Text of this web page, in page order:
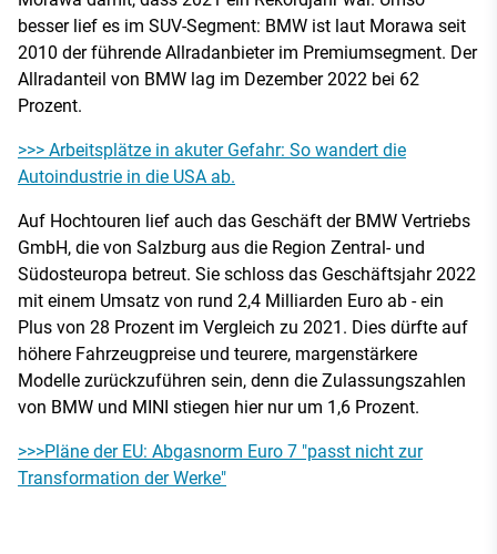
besser lief es im SUV-Segment: BMW ist laut Morawa seit
2010 der führende Allradanbieter im Premiumsegment. Der
Allradanteil von BMW lag im Dezember 2022 bei 62
Prozent.
>>> Arbeitsplätze in akuter Gefahr: So wandert die
Autoindustrie in die USA ab.
Auf Hochtouren lief auch das Geschäft der BMW Vertriebs
GmbH, die von Salzburg aus die Region Zentral- und
Südosteuropa betreut. Sie schloss das Geschäftsjahr 2022
mit einem Umsatz von rund 2,4 Milliarden Euro ab - ein
Plus von 28 Prozent im Vergleich zu 2021. Dies dürfte auf
höhere Fahrzeugpreise und teurere, margenstärkere
Modelle zurückzuführen sein, denn die Zulassungszahlen
von BMW und MINI stiegen hier nur um 1,6 Prozent.
>>>Pläne der EU: Abgasnorm Euro 7 "passt nicht zur
Transformation der Werke"